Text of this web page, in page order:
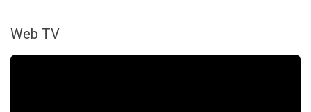
Web TV